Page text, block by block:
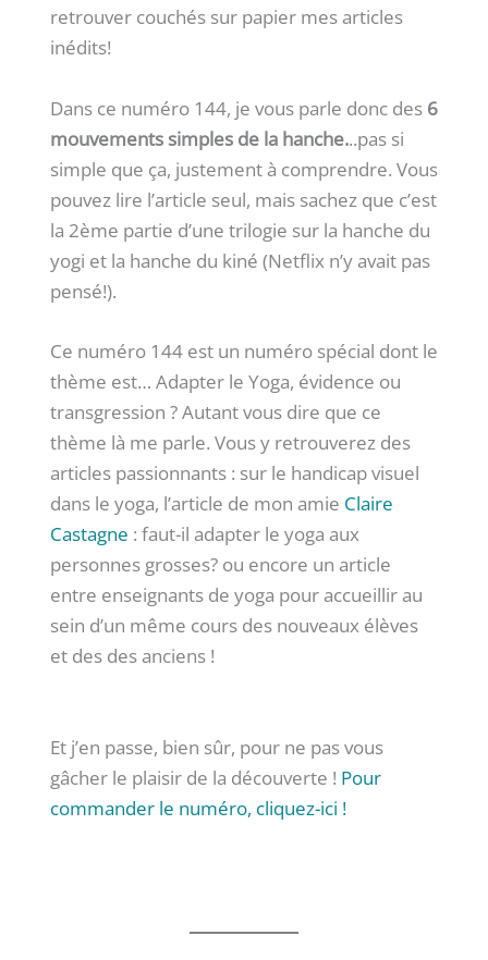
retrouver couchés sur papier mes articles
inédits!
Dans ce numéro 144, je vous parle donc des 6
mouvements simples de la hanche...pas si
simple que ça, justement à comprendre. Vous
pouvez lire l’article seul, mais sachez que c’est
la 2ème partie d’une trilogie sur la hanche du
yogi et la hanche du kiné (Netflix n’y avait pas
pensé!).
Ce numéro 144 est un numéro spécial dont le
thème est… Adapter le Yoga, évidence ou
transgression ? Autant vous dire que ce
thème là me parle. Vous y retrouverez des
articles passionnants : sur le handicap visuel
dans le yoga, l’article de mon amie Claire
Castagne : faut-il adapter le yoga aux
personnes grosses? ou encore un article
entre enseignants de yoga pour accueillir au
sein d’un même cours des nouveaux élèves
et des des anciens !
Et j’en passe, bien sûr, pour ne pas vous
gâcher le plaisir de la découverte ! Pour
commander le numéro, cliquez-ici !